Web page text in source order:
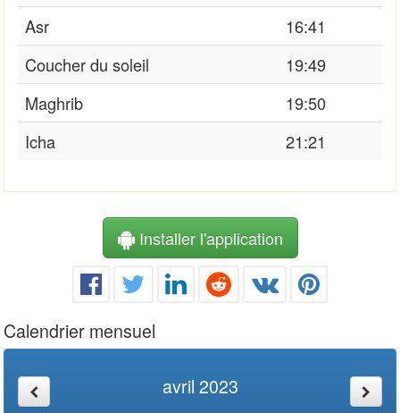
Asr
16:41
Coucher du soleil
19:49
Maghrib
19:50
Icha
21:21
Installer l'application
Calendrier mensuel
avril 2023